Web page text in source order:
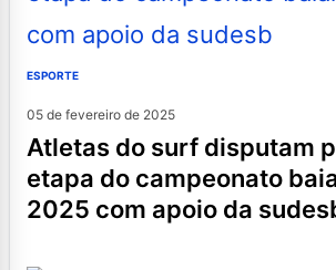
ESPORTE
05 de fevereiro de 2025
atletas do surf disputam primeira
etapa do campeonato
2025 com apoio da